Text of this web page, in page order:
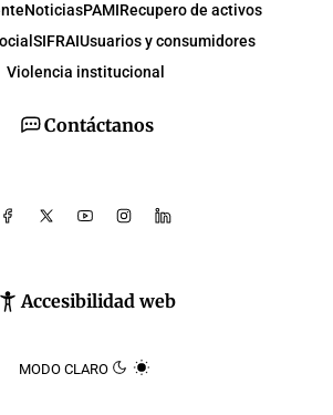
Contáctanos
Accesibilidad web
MODO CLARO
NoticiasPAMIRecupero de activos
SIFRAIUsuarios y consumidores
Violencia institucional